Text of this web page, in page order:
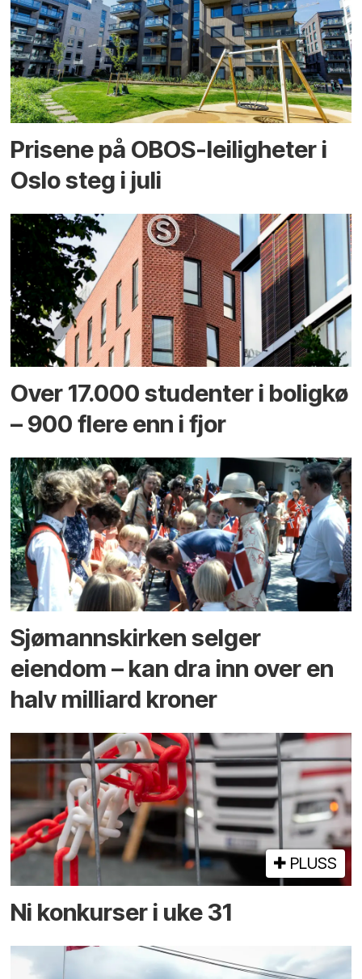
Prisene på OBOS-leiligheter i
Oslo steg i juli
Over 17.000 studenter i boligkø
– 900 flere enn i fjor
Sjømannskirken selger
eiendom – kan dra inn over en
halv milliard kroner
PLUSS
Ni konkurser i uke 31